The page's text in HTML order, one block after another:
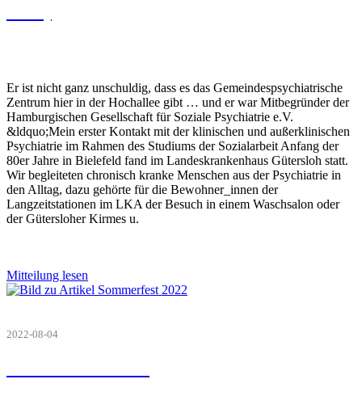
Er ist nicht ganz unschuldig, dass es das Gemeindespsychiatrische
Zentrum hier in der Hochallee gibt … und er war Mitbegründer der
Hamburgischen Gesellschaft für Soziale Psychiatrie e.V.
&ldquo;Mein erster Kontakt mit der klinischen und außerklinischen
Psychiatrie im Rahmen des Studiums der Sozialarbeit Anfang der
80er Jahre in Bielefeld fand im Landeskrankenhaus Gütersloh statt.
Wir begleiteten chronisch kranke Menschen aus der Psychiatrie in
den Alltag, dazu gehörte für die Bewohner_innen der
Langzeitstationen im LKA der Besuch in einem Waschsalon oder
der Gütersloher Kirmes u.
Mitteilung lesen
2022-08-04